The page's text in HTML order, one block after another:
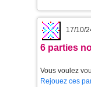
17/10/
6 parties
Vous voulez
Rejouez ces